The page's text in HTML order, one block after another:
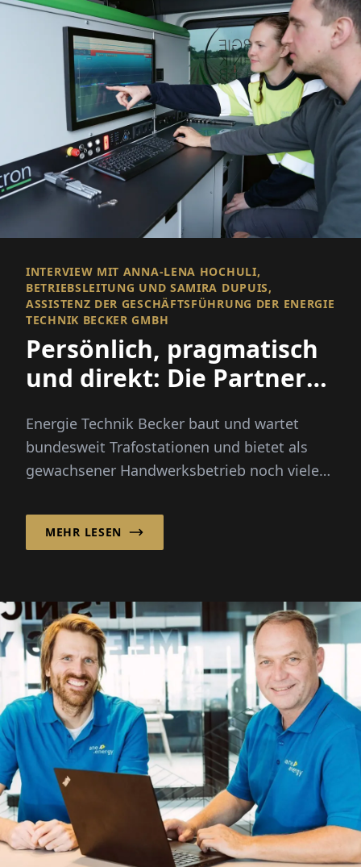
INTERVIEW MIT ANNA-LENA HOCHULI,
BETRIEBSLEITUNG UND SAMIRA DUPUIS,
ASSISTENZ DER GESCHÄFTSFÜHRUNG DER ENERGIE
TECHNIK BECKER GMBH
Persönlich, pragmatisch
und direkt: Die Partner
Energie Technik Becker baut und wartet
bundesweit Trafostationen und bietet als
gewachsener Handwerksbetrieb noch viele
MEHR LESEN